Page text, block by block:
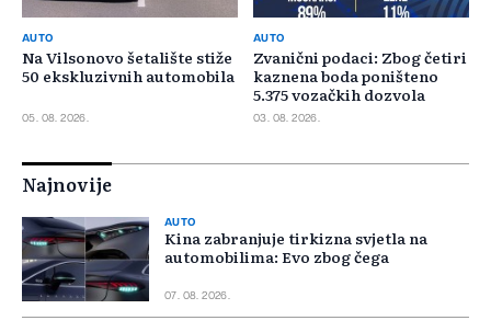
AUTO
Na Vilsonovo šetalište stiže
50 ekskluzivnih automobila
05. 08. 2026.
AUTO
Zvanični podaci: Zbog četiri
kaznena boda poništeno
5.375 vozačkih dozvola
03. 08. 2026.
Najnovije
AUTO
Kina zabranjuje tirkizna svjetla na
automobilima: Evo zbog čega
07. 08. 2026.